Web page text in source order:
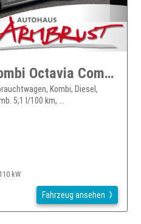
SKODA Octavia Combi Octavia Combi TDI DSG Allrad LED Klima Einparkhilfe el. Fenster
Kombi, Diesel,
5,1 l/100 km, ...
kW
Fahrzeug ansehen